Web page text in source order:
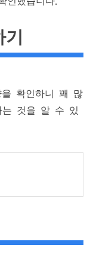
을 확인하니 꽤 많
는 것을 알 수 있